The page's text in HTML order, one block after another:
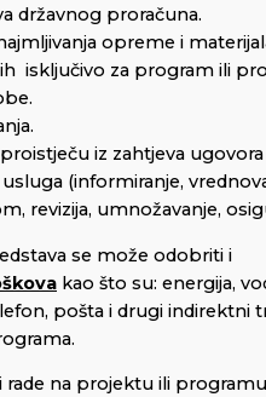
državnog proračuna.
opreme i
isključivo za program ili
iz zahtjeva
(informiranje,
revizija, umnožavanje,
se može odobriti i
kao što su: energija,
pošta i drugi indirektni
rade na projektu ili